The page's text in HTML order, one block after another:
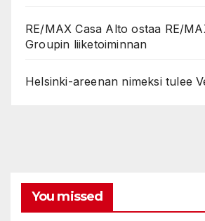
RE/MAX Casa Alto ostaa RE/
Groupin liiketoiminnan
Helsinki-areenan nimeksi tulee
You missed